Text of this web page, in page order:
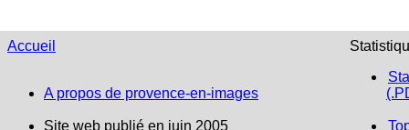
Accueil
A propos de provence-en-images
Site web publié en juin 2005